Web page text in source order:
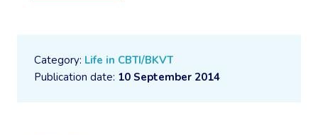
Category: Life in CBTI/BKVT
Publication date: 10 September 2014